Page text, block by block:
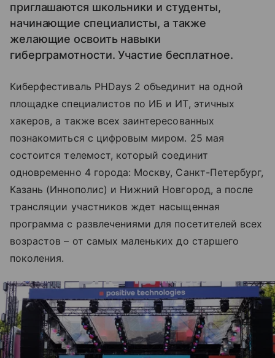
приглашаются школьники и студенты,
начинающие специалисты, а также
желающие освоить навыки
гиберграмотности. Участие бесплатное.
Киберфестиваль PHDays 2 объединит на одной
площадке специалистов по ИБ и ИТ, этичных
хакеров, а также всех заинтересованных
познакомиться с цифровым миром. 25 мая
состоится телемост, который соединит
одновременно 4 города: Москву, Санкт-Петербург,
Казань (Иннополис) и Нижний Новгород, а после
трансляции участников ждет насыщенная
программа с развлечениями для посетителей всех
возрастов – от самых маленьких до старшего
поколения.